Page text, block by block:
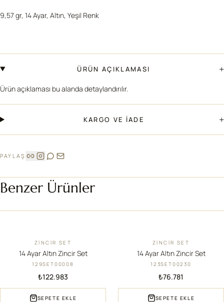
9,57 gr, 14 Ayar, Altın, Yeşil Renk
ÜRÜN AÇIKLAMASI +
Ürün açıklaması bu alanda detaylandırılır.
KARGO VE İADE +
PAYLAŞ
Benzer Ürünler
ZINCIR SET
14 Ayar Altın Zincir Set
129SET00008
₺122.983
SEPETE EKLE
ZINCIR SET
14 Ayar Altın Zincir Set
123SET00230
₺76.781
SEPETE EKLE